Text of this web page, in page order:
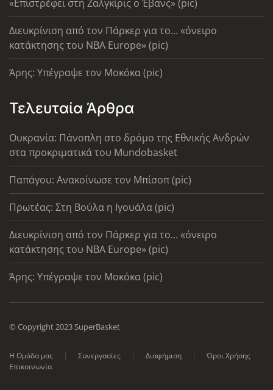
«Επιστρέφει στη Ζαλγκίρις ο Έβανς» (pic)
Διευκρίνιση από τον Πάρκερ για το... «όνειρο
κατάκτησης του ΝΒΑ Europe» (pic)
Άρης: Υπέγραψε τον Μοκόκα (pic)
Τελευταία Άρθρα
Ουκρανία: Πάνοπλη στο δρόμο της Εθνικής Ανδρών
στα προκριματικά του Mundobasket
Παπάγου: Ανακοίνωσε τον Μπίσοπ (pic)
Πρωτέας: Στη Βούλα η Ιγουάλα (pic)
Διευκρίνιση από τον Πάρκερ για το... «όνειρο
κατάκτησης του ΝΒΑ Europe» (pic)
Άρης: Υπέγραψε τον Μοκόκα (pic)
© Copyright 2023 SuperBasket
Η Ομάδα μας Συνεργασίες Διαφήμιση
Όροι Χρήσης
Επικοινωνία